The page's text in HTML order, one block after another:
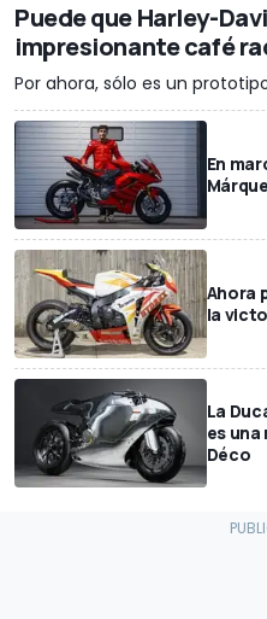
Puede que Harley-
impresionante café
Por ahora, sólo es un
En
Ahora
la
La
es
Déco